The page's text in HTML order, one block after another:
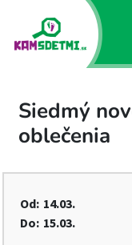
Siedmý
oblečenia
Od: 14.03.
Do: 15.03.